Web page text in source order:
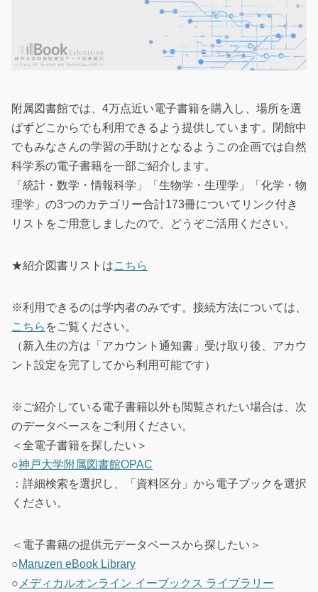
附属図書館では、4万点近い電子書籍を購入し、場所を選
ばずどこからでも利用できるよう提供しています。閉館中
でもみなさんの学習の手助けとなるようこの企画では自然
科学系の電子書籍を一部ご紹介します。
「統計・数学・情報科学」「生物学・生理学」「化学・物
理学」の3つのカテゴリー合計173冊についてリンク付き
リストをご用意しましたので、どうぞご活用ください。
★紹介図書リストはこちら
※利用できるのは学内者のみです。接続方法については、
こちら をご覧ください。
（新入生の方は「アカウント通知書」受け取り後、アカウ
ント設定を完了してから利用可能です）
※ご紹介している電子書籍以外も閲覧されたい場合は、次
のデータベースをご利用ください。
＜全電子書籍を探したい＞
○神戸大学附属図書館OPAC
：詳細検索を選択し、「資料区分」から電子ブックを選択
ください。
＜電子書籍の提供元データベースから探したい＞
○Maruzen eBook Library
○ メディカルオンライン イーブックス ライブラリー